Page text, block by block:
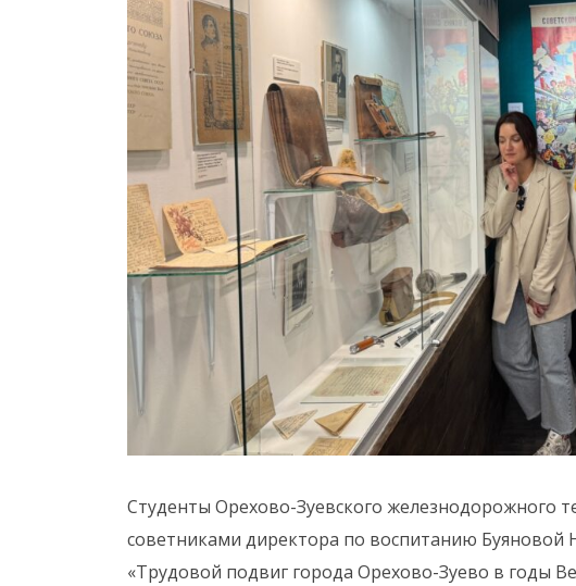
Студенты Орехово-Зуевского железнодорожного
советниками директора по воспитанию
«Трудовой подвиг города Орехово-Зуево в годы